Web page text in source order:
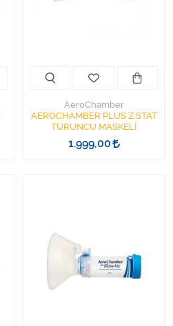
AeroChamber
AEROCHAMBER PLUS Z STAT
TURUNCU MASKELİ
1.999,00